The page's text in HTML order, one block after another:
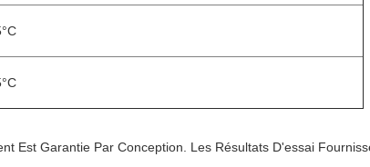
Est Garantie Par Conception. Les Résultats D'essai